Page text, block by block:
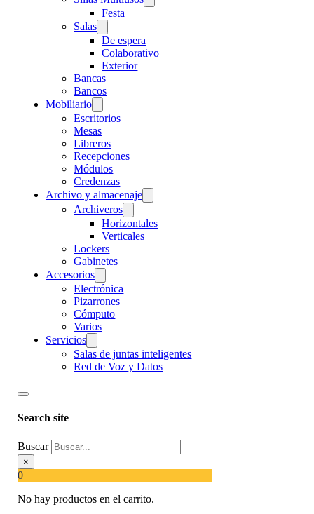
Festa
Salas
De espera
Colaborativo
Exterior
Bancas
Bancos
Mobiliario
Escritorios
Mesas
Libreros
Recepciones
Módulos
Credenzas
Archivo y almacenaje
Archiveros
Horizontales
Verticales
Lockers
Gabinetes
Accesorios
Electrónica
Pizarrones
Cómputo
Varios
Servicios
Salas de juntas inteligentes
Red de Voz y Datos
Search site
Buscar
×
0
No hay productos en el carrito.